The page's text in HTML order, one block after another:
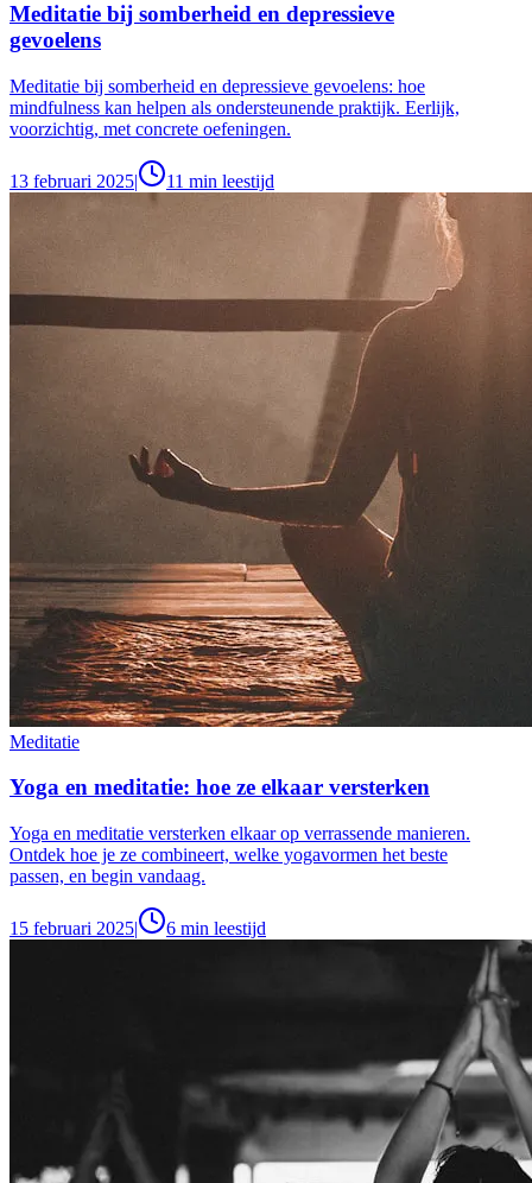
Meditatie bij somberheid en depressieve
gevoelens
Meditatie bij somberheid en depressieve gevoelens: hoe
mindfulness kan helpen als ondersteunende praktijk. Eerlijk,
voorzichtig, met concrete oefeningen.
13 februari 2025| 11 min leestijd
Meditatie
Yoga en meditatie: hoe ze elkaar versterken
Yoga en meditatie versterken elkaar op verrassende manieren.
Ontdek hoe je ze combineert, welke yogavormen het beste
passen, en begin vandaag.
15 februari 2025| 6 min leestijd